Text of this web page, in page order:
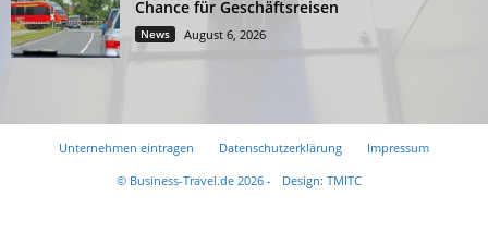
Chance für Geschäftsreisen
News August 6, 2026
Unternehmen eintragen Datenschutzerklärung
Impressum
© Business-Travel.de 2026 -
Design: TMITC